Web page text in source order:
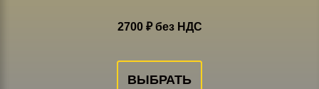
2700 ₽ без НДС
ВЫБРАТЬ